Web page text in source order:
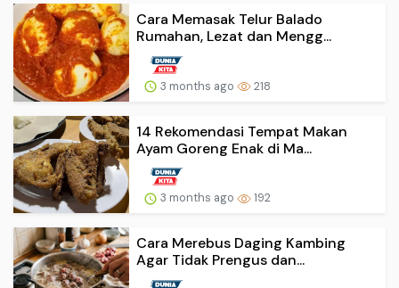
Cara Memasak Telur Balado
Rumahan, Lezat dan Mengg...
3 months ago 218
14 Rekomendasi Tempat Makan
Ayam Goreng Enak di Ma...
3 months ago 192
Cara Merebus Daging Kambing
Agar Tidak Prengus dan...